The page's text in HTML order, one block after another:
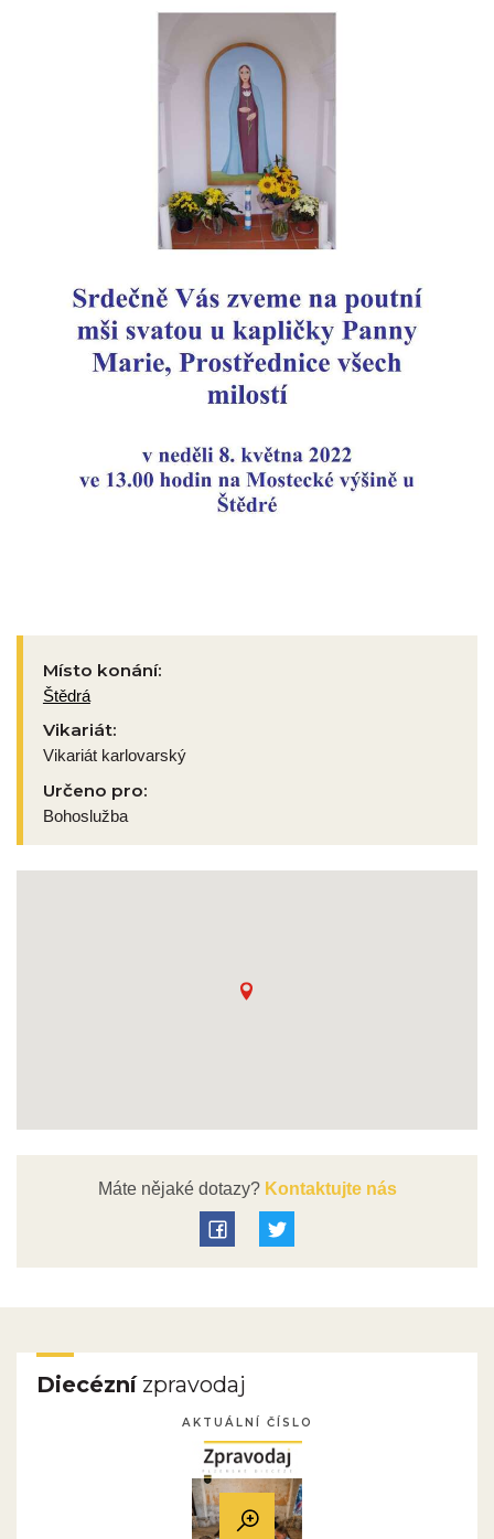
Místo konání:
Štědrá
Vikariát:
Vikariát karlovarský
Určeno pro:
Bohoslužba
Máte nějaké dotazy?Kontaktujte nás
Diecéznízpravodaj
AKTUÁLNÍ ČÍSLO